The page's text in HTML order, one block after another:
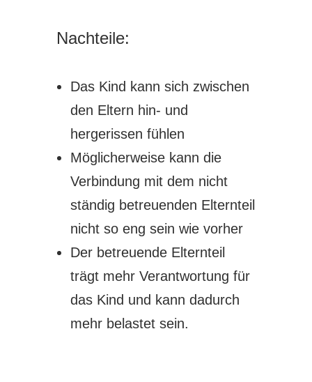
Nachteile:
Das Kind kann sich zwischen
den Eltern hin- und
hergerissen fühlen
Möglicherweise kann die
Verbindung mit dem nicht
ständig betreuenden Elternteil
nicht so eng sein wie vorher
Der betreuende Elternteil
trägt mehr Verantwortung für
das Kind und kann dadurch
mehr belastet sein.